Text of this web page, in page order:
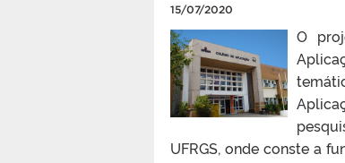
15/07/2020
O
UFRGS, onde conste a